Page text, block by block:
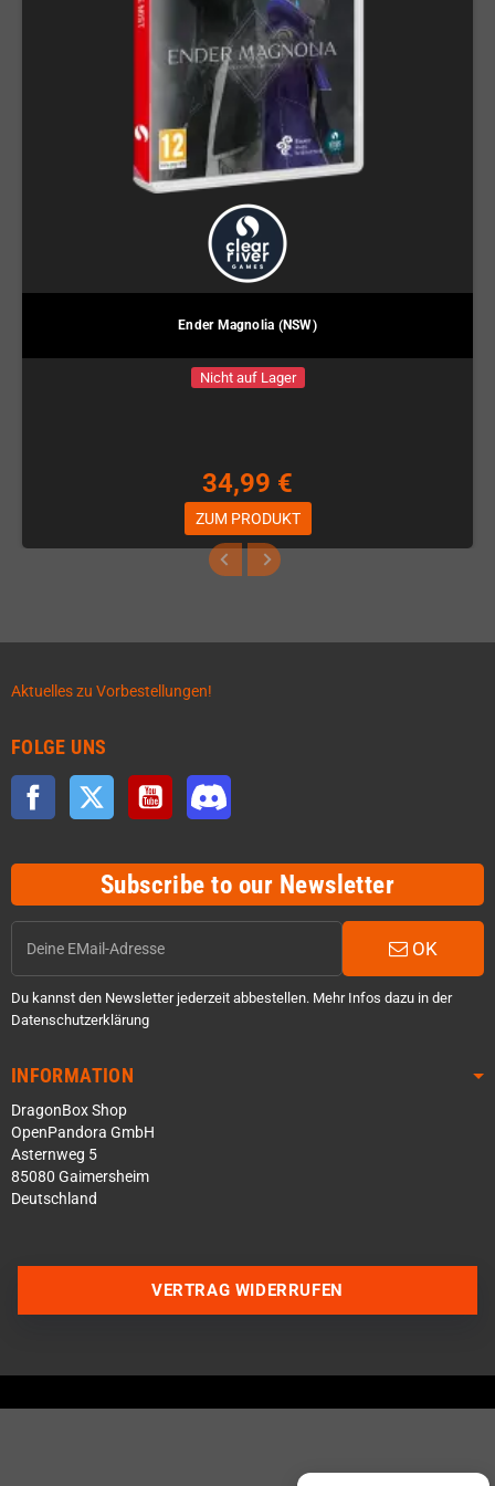
Ender Magnolia (NSW)
Nicht auf Lager
34,99 €
ZUM PRODUKT
Aktuelles zu Vorbestellungen!
FOLGE UNS
Facebook Twitter YouTube
Subscribe to our Newsletter
OK
Du kannst den Newsletter jederzeit abbestellen. Mehr Infos dazu in der
Datenschutzerklärung
INFORMATION
DragonBox Shop
OpenPandora GmbH
Asternweg 5
85080 Gaimersheim
Deutschland
Über WhatsApp schreiben
Discord Server beitreten
Schick uns eine eMail
VERTRAG WIDERRUFEN